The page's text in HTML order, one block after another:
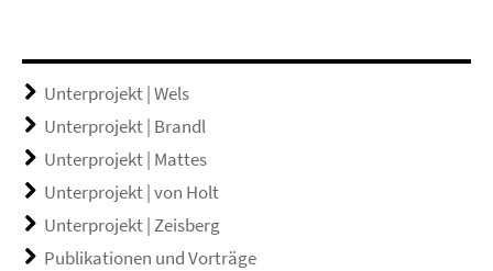
Unterprojekt | Wels
Unterprojekt | Brandl
Unterprojekt | Mattes
Unterprojekt | von Holt
Unterprojekt | Zeisberg
Publikationen und Vorträge